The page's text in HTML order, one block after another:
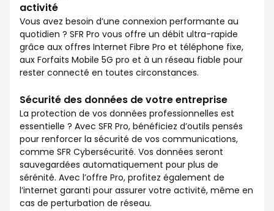
activité
Vous avez besoin d’une connexion performante au
quotidien ? SFR Pro vous offre un débit ultra-rapide
grâce aux offres Internet Fibre Pro et téléphone fixe,
aux Forfaits Mobile 5G pro et à un réseau fiable pour
rester connecté en toutes circonstances.
Sécurité des données de votre entreprise
La protection de vos données professionnelles est
essentielle ? Avec SFR Pro, bénéficiez d’outils pensés
pour renforcer la sécurité de vos communications,
comme SFR Cybersécurité. Vos données seront
sauvegardées automatiquement pour plus de
sérénité. Avec l’offre Pro, profitez également de
l’internet garanti pour assurer votre activité, même en
cas de perturbation de réseau.